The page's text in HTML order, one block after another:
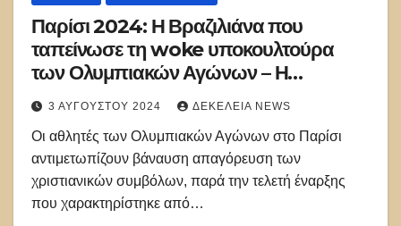
Παρίσι 2024: Η Βραζιλιάνα που
ταπείνωσε τη woke υποκουλτούρα
των Ολυμπιακών Αγώνων – Η
απάντηση στην παρωδία της έναρξης
3 ΑΥΓΟΎΣΤΟΥ 2024 ΔΕΚΈΛΕΙΑ NEWS
Οι αθλητές των Ολυμπιακών Αγώνων στο Παρίσι
αντιμετωπίζουν βάναυση απαγόρευση των
χριστιανικών συμβόλων, παρά την τελετή έναρξης
που χαρακτηρίστηκε από…